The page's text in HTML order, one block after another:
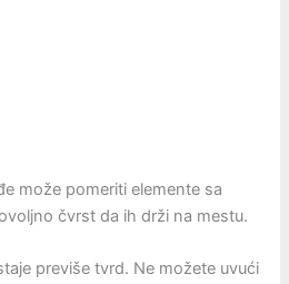
može pomeriti elemente sa
čvrst da ih drži na mestu.
previše tvrd. Ne možete uvući